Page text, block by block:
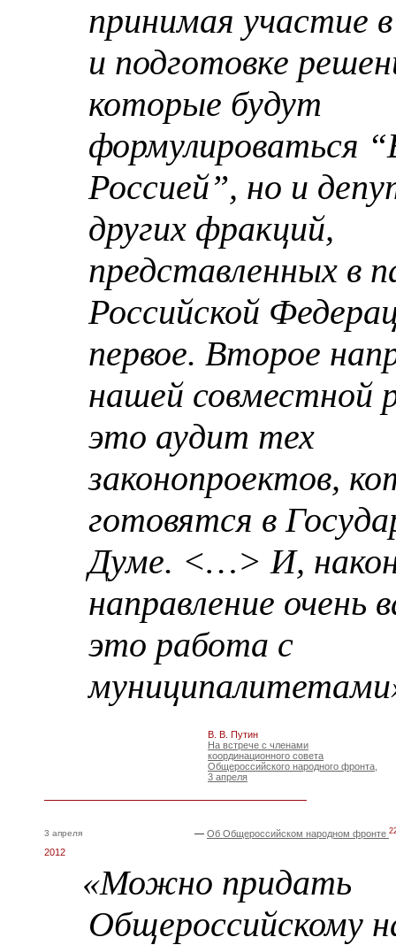
принимая участие
и подготовке
которые будут
формулироваться
Россией”, но и
других фракций,
представленных в
Российской
первое. Второе
нашей совместной
это аудит тех
законопроектов,
готовятся в
Думе. <…> И,
направление очень
это работа с
В. В. Путин
На встрече с членами
координационного совета
Общероссийского народного фронта,
3 апреля
3 апреля
2012
— Об Общероссийском народном фронте
«Можно придать
Общероссийскому